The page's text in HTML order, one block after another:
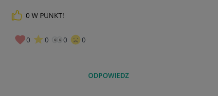
0 W PUNKT!
0 0 0 0
ODPOWIEDZ